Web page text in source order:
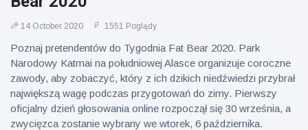
14 October 2020 1551 Poglądy
Poznaj pretendentów do Tygodnia Fat Bear 2020. Park
Narodowy Katmai na południowej Alasce organizuje coroczne
zawody, aby zobaczyć, który z ich dzikich niedźwiedzi przybrał
największą wagę podczas przygotowań do zimy. Pierwszy
oficjalny dzień głosowania online rozpoczął się 30 września, a
zwycięzca zostanie wybrany we wtorek, 6 października.